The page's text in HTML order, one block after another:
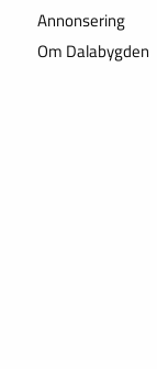
Annonsering
Om Dalabygden